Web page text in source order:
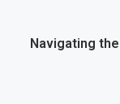
Navigating